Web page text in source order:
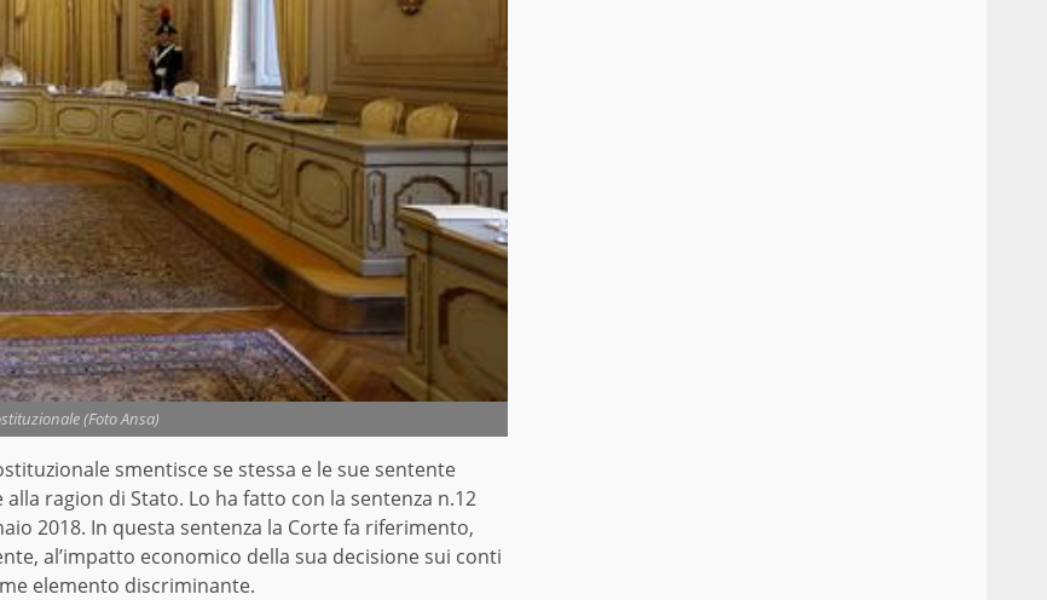
(Foto Ansa)
smentisce se stessa e le sue sentente
ragion di Stato. Lo ha fatto con la sentenza n.12
2018. In questa sentenza la Corte fa riferimento,
al’impatto economico della sua decisione sui conti
elemento discriminante.